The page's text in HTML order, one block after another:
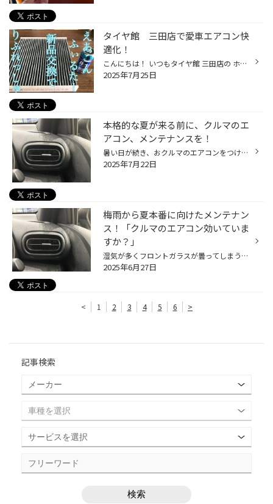
タイヤ館 三田店で愛車エアコン快
適化！
こんにちは！ いつもタイヤ館 三田店の ホームページを ご覧いただき ありがとうございます！ タイヤ館 三田店では エアコン関連のメンテナンスを 実施しております！ エアコンからの匂いが気になる オーナー様には エアコンフィルターの交換と エバポレーター洗浄を オススメしています！ 暑くなる...
2025年7月25日
本格的な夏が来る前に、クルマのエ
アコン、メンテナンスを！
暑い日が続き、おクルマのエアコンをつける機会も増えてきていると思います。 今回は暑い夏に向けた、おクルマのエアコン向け、おススメ商品のご紹介です！ 【おクルマのエアコン、メンテナンスにオススメ商品！】 エアコンには、コンプレッサーという、エアコンを動かす心臓のようなものがあり、 ...
2025年7月22日
梅雨から夏本番に向けたメンテナン
ス！「クルマのエアコン効いていま
すか？」
湿気が多くフロントガラスが曇ってしまう梅雨時期、 また、気温が高く暑い日も増え、夏はもうすぐそこです！ 少しずつ、クルマのエアコンをつける機会も増えてきていると思いますので、 是非、夏本番を迎える前におクルマのエアコンのメンテナンスをおススメします！ 【より快適に♪今がおススメ！カ...
2025年6月27日
< 1 2 3 4 5 6 >
記事検索